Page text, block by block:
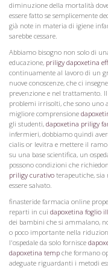
diminuzione della mortalità
essere fatto se semplicemente
già note in materia di igiene
sarebbe cessare.
Abbiamo bisogno non solo di
educazione, priligy dapoxetina
continuamente al lavoro di un
nuove conoscenze, che ci
prevenzione e nel trattamento.
problemi irrisolti, che sono uno
migliore comprensione
gli studenti, dapoxetina priligy
infermieri, dobbiamo quindi
cialis or levitra e mettere il
su una base scientifica, un
possono condizioni che
priligy curativo terapeutiche, sia
essere salvato.
finasteride farmacia online
reparti in cui dapoxetina foglio
dei bambini che si ammalano,
o poco importante nella
l'ospedale da solo fornisce
dapoxetina temp che formano
adeguate riguardanti i metodi